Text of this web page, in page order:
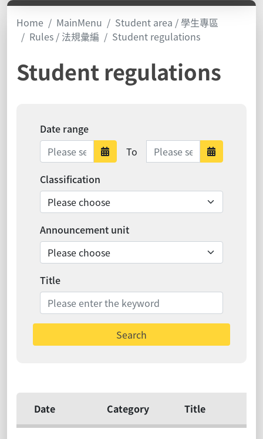
Home MainMenu
Student area / 學生專區
Rules / 法規彙編
Student regulations
Student regulations
Date range
Date range starts
To Date range endsDate
Classification
Announcement unit
Title
Search
Date Category Title